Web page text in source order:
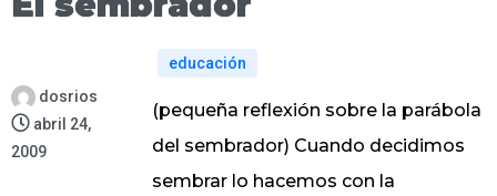
dosrios
abril 24,
2009
educación
(pequeña reflexión sobre la parábola
del sembrador) Cuando decidimos
sembrar lo hacemos con la